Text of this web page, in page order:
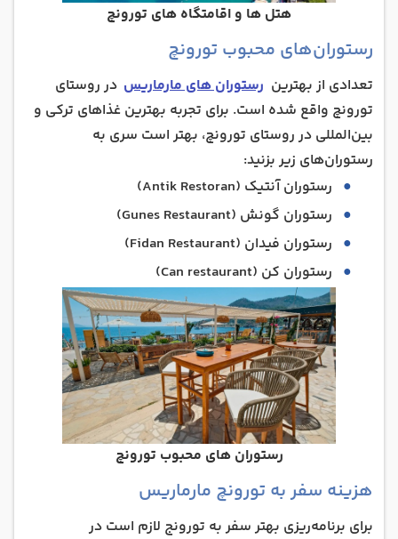
هتل ها و اقامتگاه های تورونچ
رستوران‌های محبوب تورونچ
تعدادی از بهترین رستوران های مارماریس در روستای
تورونچ واقع شده است. برای تجربه بهترین غذاهای ترکی و
بین‌المللی در روستای تورونچ، بهتر است سری به
رستوران‌های زیر بزنید:
رستوران آنتیک (Antik Restoran)
رستوران گونش (Gunes Restaurant)
رستوران فیدان (Fidan Restaurant)
رستوران کن (Can restaurant)
رستوران های محبوب تورونچ
هزینه سفر به تورونچ مارماریس
برای برنامه‌ریزی بهتر سفر به تورونج لازم است در